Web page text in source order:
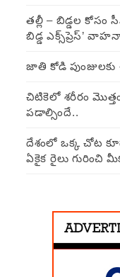
తల్లీ – బిడ్డల కోసం
బిడ్డ ఎక్స్‌ప్రెస్’
జాతి కోడి
చిటికెలో శరీరం
పడాల్సిందే..
దేశంలో ఒక్క చోట
ఏకైక రైలు గురించి